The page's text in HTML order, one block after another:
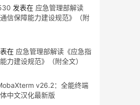
发表在 应急管理部解读
通信保障能力建设规范》（附
在 应急管理部解读《应急指
力建设规范》（附全文）
v26.2：全能终端
中文汉化最新版